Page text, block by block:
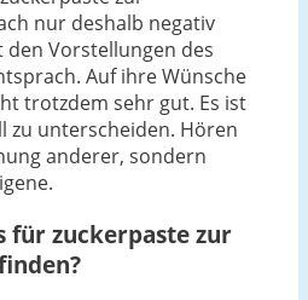
nur deshalb negativ
Vorstellungen des
Auf ihre Wünsche
trotzdem sehr gut. Es ist
zu unterscheiden. Hören
anderer, sondern
für zuckerpaste zur